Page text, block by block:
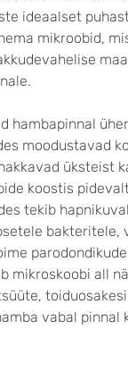
ideaalset
mikroobid,
hambapinnal
moodustavad
üksteist
koostis
tekib
bakteritele,
mikroskoobi all
vabal pinnal